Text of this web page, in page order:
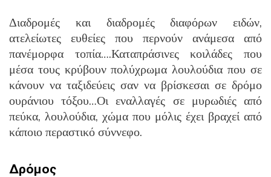
Διαδρομές και διαδρομές διαφόρων ειδών,
ατελείωτες ευθείες που περνούν ανάμεσα από
πανέμορφα τοπία….Καταπράσινες κοιλάδες που
μέσα τους κρύβουν πολύχρωμα λουλούδια που σε
κάνουν να ταξιδεύεις σαν να βρίσκεσαι σε δρόμο
ουράνιου τόξου…Οι εναλλαγές σε μυρωδιές από
πεύκα, λουλούδια, χώμα που μόλις έχει βραχεί από
κάποιο περαστικό σύννεφο.
Δρόμος